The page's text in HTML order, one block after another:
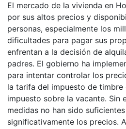
El mercado de la vivienda en
por sus altos precios y
personas, especialmente los
dificultades para pagar sus
enfrentan a la decisión de
padres. El gobierno ha
para intentar controlar los
la tarifa del impuesto de timbre
impuesto sobre la vacante. Sin
medidas no han sido
significativamente los precios.